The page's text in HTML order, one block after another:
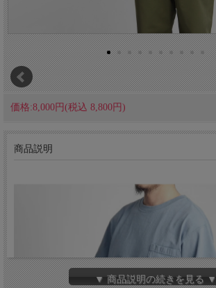
価格:8,000円(税込 8,800円)
商品説明
▼ 商品説明の続きを見る ▼